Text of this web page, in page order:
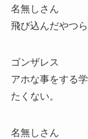
名無しさん
飛び込んだやつ
ゴンザレス
アホな事をする
たくない。
名無しさん